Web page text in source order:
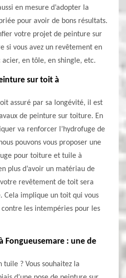
en mesure d’adopter la
pour avoir de bons résultats.
votre projet de peinture sur
si vous avez un revêtement en
en tôle, en shingle, etc.
sur toit à
assuré par sa longévité, il est
de peinture sur toiture. En
va renforcer l’hydrofuge de
pouvons vous proposer une
pour toiture et tuile à
plus d’avoir un matériau de
revêtement de toit sera
Cela implique un toit qui vous
les intempéries pour les
Fongueusemare : une de
tuile ? Vous souhaitez la